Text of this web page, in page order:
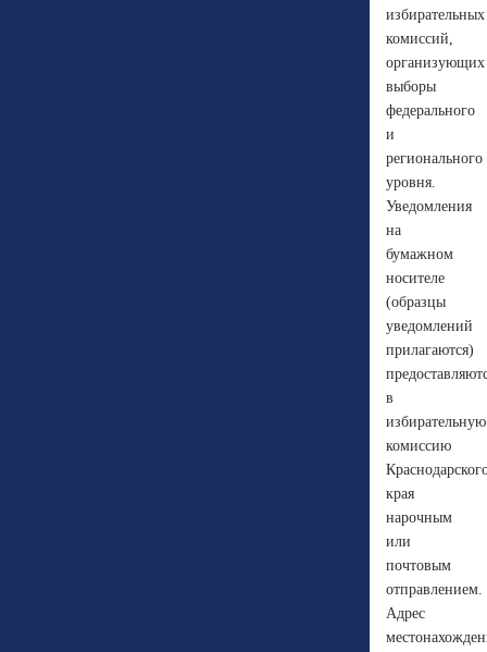
избирательных
комиссий,
организующих
выборы
федерального
и
регионального
уровня.
Уведомления
на
бумажном
носителе
(образцы
уведомлений
прилагаются)
в
избирательную
комиссию
края
нарочным
или
почтовым
отправлением.
Адрес